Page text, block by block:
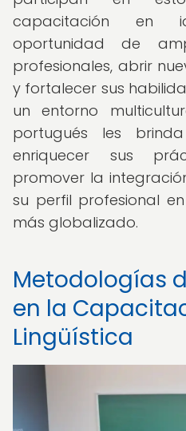
capacitación en
oportunidad de
profesionales, abrir
y fortalecer sus
un entorno
portugués les
enriquecer sus
promover la
su perfil profesional
más globalizado.
Metodologías
en la
Lingüística